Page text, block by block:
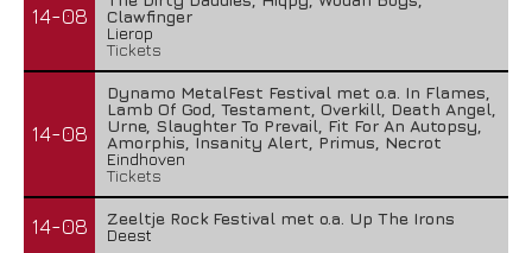
14-08
Clawfinger
Lierop
Tickets
14-08
Dynamo MetalFest Festival met o.a. In Flames,
Lamb Of God, Testament, Overkill, Death Angel,
Urne, Slaughter To Prevail, Fit For An Autopsy,
Amorphis, Insanity Alert, Primus, Necrot
Eindhoven
Tickets
14-08
Zeeltje Rock Festival met o.a. Up The Irons
Deest